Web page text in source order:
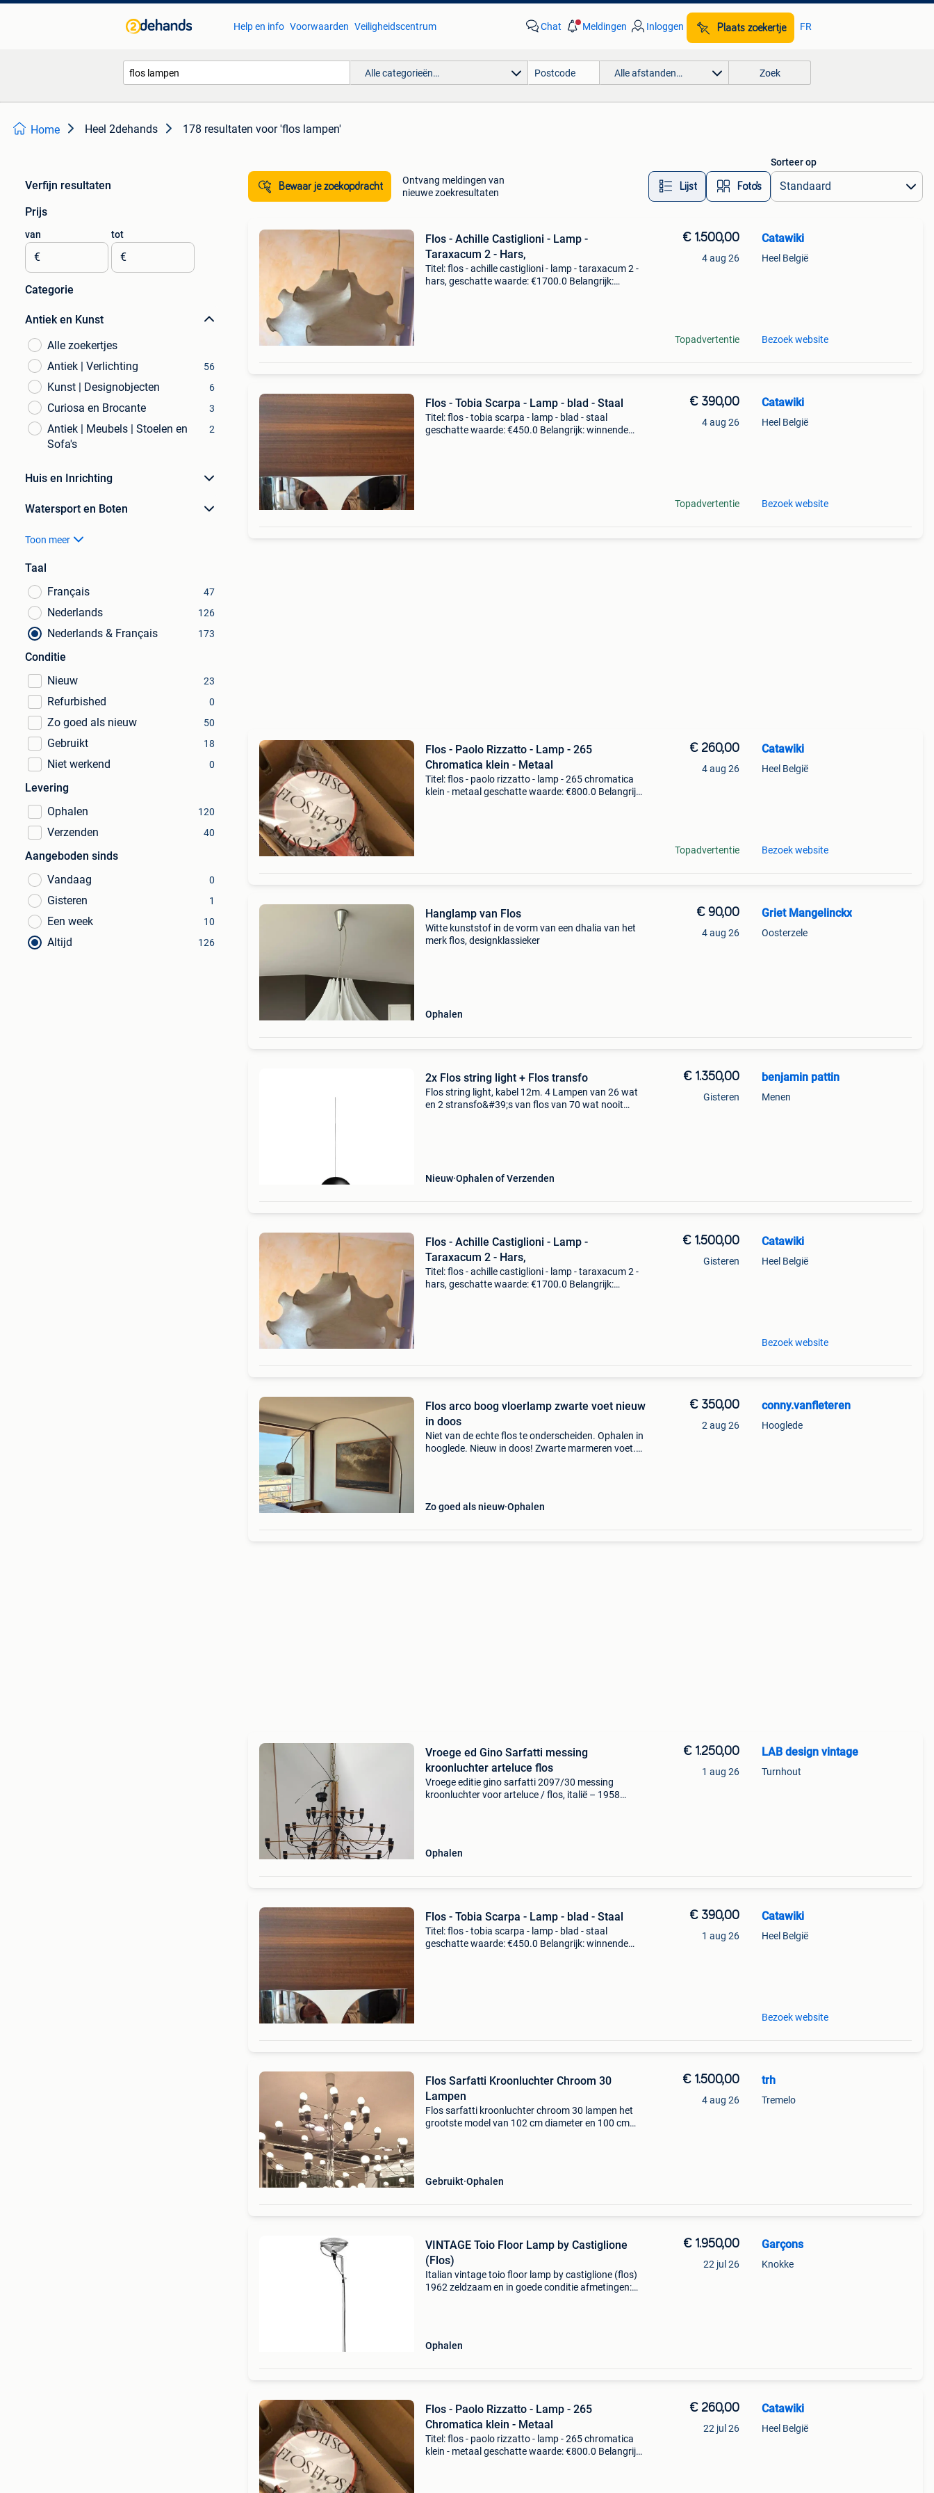
Help en info Voorwaarden Veiligheidscentrum Chat Meldingen Inloggen Plaats zoekertje FR
Alle categorieën… Alle afstanden… Zoek
Home Heel 2dehands 178 resultaten voor 'flos lampen'
Verfijn resultaten
Prijs
van
€
tot
€
Categorie
Antiek en Kunst
Alle zoekertjes
Antiek | Verlichting
56
Kunst | Designobjecten 6
Curiosa en Brocante 3
Antiek | Meubels | Stoelen en
Sofa's
2
Huis en Inrichting
Watersport en Boten
Toon meer
Taal
Français
47
Nederlands 126
Nederlands & Français 173
Conditie
Nieuw
23
Refurbished 0
Zo goed als nieuw 50
Gebruikt 18
Niet werkend 0
Levering
Ophalen
120
Verzenden 40
Aangeboden sinds
Vandaag
0
Gisteren 1
Een week 10
Altijd 126
Bewaar je zoekopdracht
Ontvang meldingen van
nieuwe zoekresultaten
Lijst Foto’s
Sorteer op
Flos - Achille Castiglioni - Lamp -
Taraxacum 2 - Hars,
Titel: flos - achille castiglioni - lamp - taraxacum 2 -
hars, geschatte waarde: €1700.0 Belangrijk:
€ 1.500,00
4 aug 26
Topadvertentie
Catawiki
Heel België
Bezoek website
Flos - Tobia Scarpa - Lamp - blad - Staal
Titel: flos - tobia scarpa - lamp - blad - staal
geschatte waarde: €450.0 Belangrijk: winnende
€ 390,00
4 aug 26
Topadvertentie
Catawiki
Heel België
Bezoek website
Flos - Paolo Rizzatto - Lamp - 265
Chromatica klein - Metaal
Titel: flos - paolo rizzatto - lamp - 265 chromatica
klein - metaal geschatte waarde: €800.0 Belangrijk:
€ 260,00
4 aug 26
Topadvertentie
Catawiki
Heel België
Bezoek website
Hanglamp van Flos
Witte kunststof in de vorm van een dhalia van het
merk flos, designklassieker
Ophalen
€ 90,00
4 aug 26
Griet Mangelinckx
Oosterzele
2x Flos string light + Flos transfo
Flos string light, kabel 12m. 4 Lampen van 26 wat
en 2 stransfo&#39;s van flos van 70 wat nooit
Nieuw Ophalen of Verzenden
€ 1.350,00
Gisteren
benjamin pattin
Menen
Flos - Achille Castiglioni - Lamp -
Taraxacum 2 - Hars,
Titel: flos - achille castiglioni - lamp - taraxacum 2 -
hars, geschatte waarde: €1700.0 Belangrijk:
€ 1.500,00
Gisteren
Catawiki
Heel België
Bezoek website
Flos arco boog vloerlamp zwarte voet nieuw
in doos
Niet van de echte flos te onderscheiden. Ophalen in
hooglede. Nieuw in doos! Zwarte marmeren voet.
Zo goed als nieuw Ophalen
€ 350,00
2 aug 26
conny.vanfleteren
Hooglede
Vroege ed Gino Sarfatti messing
kroonluchter arteluce flos
Vroege editie gino sarfatti 2097/30 messing
kroonluchter voor arteluce / flos, italië – 1958
Ophalen
€ 1.250,00
1 aug 26
LAB design vintage
Turnhout
Flos - Tobia Scarpa - Lamp - blad - Staal
Titel: flos - tobia scarpa - lamp - blad - staal
geschatte waarde: €450.0 Belangrijk: winnende
€ 390,00
1 aug 26
Catawiki
Heel België
Bezoek website
Flos Sarfatti Kroonluchter Chroom 30
Lampen
Flos sarfatti kroonluchter chroom 30 lampen het
grootste model van 102 cm diameter en 100 cm
Gebruikt Ophalen
€ 1.500,00
4 aug 26
trh
Tremelo
VINTAGE Toio Floor Lamp by Castiglione
(Flos)
Italian vintage toio floor lamp by castiglione (flos)
1962 zeldzaam en in goede conditie afmetingen:
Ophalen
€ 1.950,00
22 jul 26
Garçons
Knokke
Flos - Paolo Rizzatto - Lamp - 265
Chromatica klein - Metaal
Titel: flos - paolo rizzatto - lamp - 265 chromatica
klein - metaal geschatte waarde: €800.0 Belangrijk:
€ 260,00
22 jul 26
Catawiki
Heel België